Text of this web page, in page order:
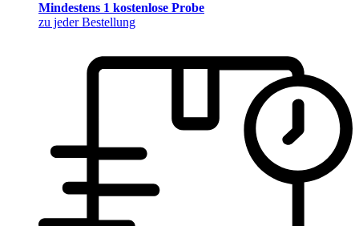
Mindestens 1 kostenlose Probe
zu jeder Bestellung